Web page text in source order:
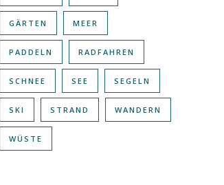
GÄRTEN MEER
PADDELN RADFAHREN
SCHNEE SEE SEGELN
SKI STRAND WANDERN
WÜSTE